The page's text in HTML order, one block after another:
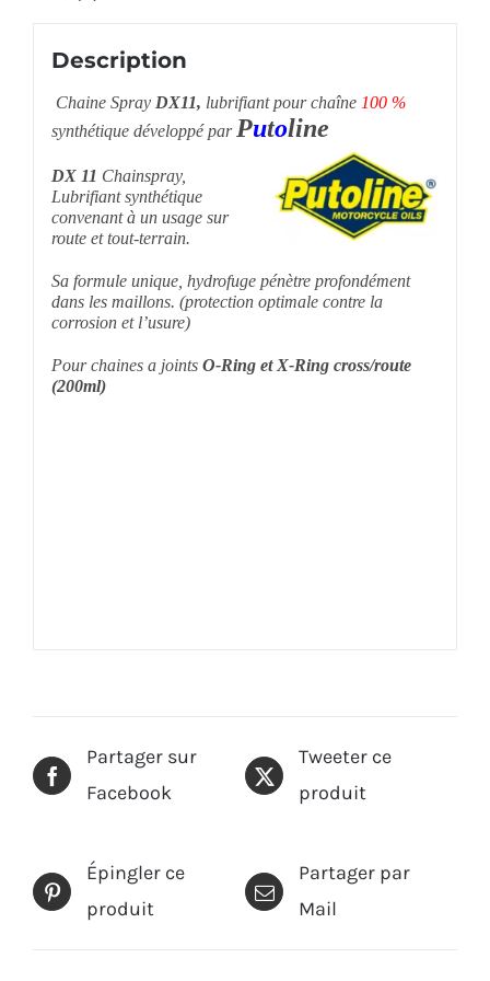
Description
Chaine Spray DX11, lubrifiant pour chaîne 100 %
synthétique développé par Putoline
DX 11 Chainspray,
Lubrifiant synthétique
convenant à un usage sur
route et tout-terrain.
Sa formule unique, hydrofuge pénètre profondément
dans les maillons. (protection optimale contre la
corrosion et l’usure)
Pour chaines a joints O-Ring et X-Ring cross/route
(200ml)
Partager sur
Facebook
Tweeter ce
produit
Épingler ce
produit
Partager par
Mail